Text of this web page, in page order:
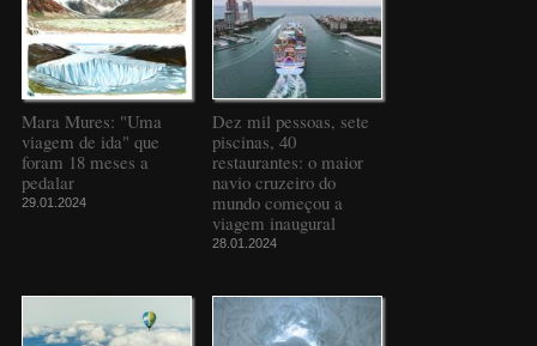
Mara Mures: "Uma
viagem de ida" que
foram 18 meses a
pedalar
29.01.2024
Dez mil pessoas, sete
piscinas, 40
restaurantes: o maior
navio cruzeiro do
mundo começou a
viagem inaugural
28.01.2024